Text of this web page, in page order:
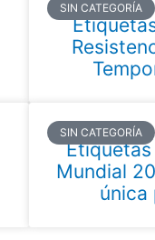
SIN CATEGORÍA
SIN CATEGORÍA
Mundial
única